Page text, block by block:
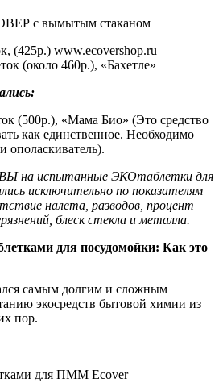
с вымытым стаканом
(425р.) www.ecovershop.ru
(около 460р.), «Бахетле»
(500р.), «Мама Био» (Это средство
как единственное. Необходимо
ополаскиватель).
на испытанные ЭКОтаблетки для
исключительно по показателям
налета, разводов, процент
блеск стекла и металла.
для посудомойки: Как это
самым долгим и сложным
экосредств бытовой химии из
пор.
для ПММ Ecover